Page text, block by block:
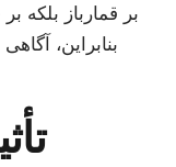
بر قمارباز بلکه
بنابراین،